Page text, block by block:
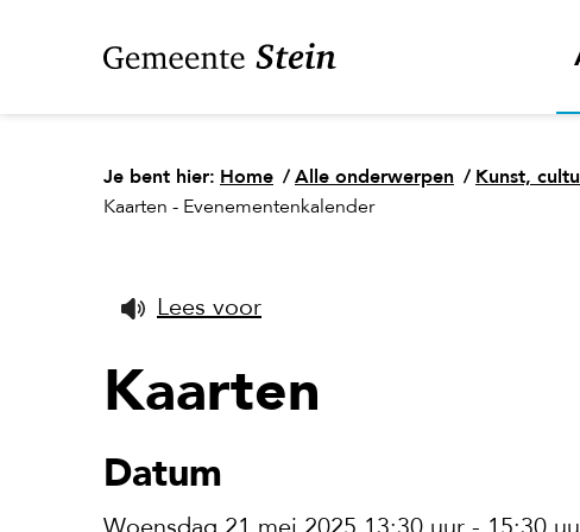
Je bent hier: Home / Alle onderwerpen / Kunst,
Kaarten - Evenementenkalender
Lees voor
Kaarten
Datum